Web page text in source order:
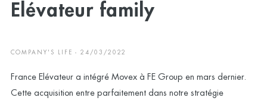
Elévateur family
COMPANY'S LIFE - 24/03/2022
France Elévateur a intégré Movex à FE Group en mars dernier.
Cette acquisition entre parfaitement dans notre stratégie